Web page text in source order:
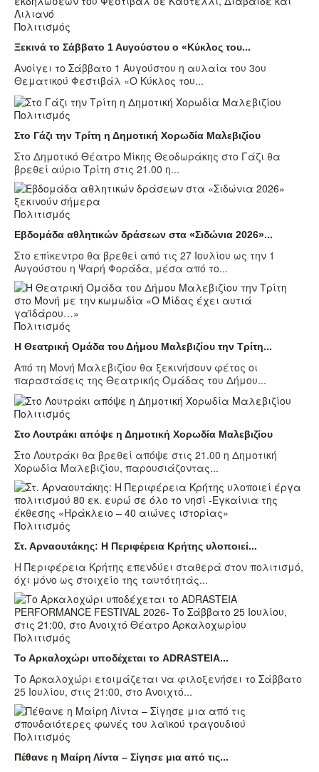
Πολιτισμός
Ξεκινά το Σάββατο 1 Αυγούστου ο «Κύκλος του...
Ανοίγει το Σάββατο 1 Αυγούστου η αυλαία του 3ου
Θεματικού Φεστιβάλ «Ο Κύκλος του...
Πολιτισμός
Στο Γάζι την Τρίτη η Δημοτική Χορωδία Μαλεβιζίου
Στο Δημοτικό Θέατρο Μίκης Θεοδωράκης στο Γάζι θα
βρεθεί αύριο Τρίτη στις 21.00 η...
Πολιτισμός
Εβδομάδα αθλητικών δράσεων στα «Σιδώνια 2026»...
Στο επίκεντρο θα βρεθεί από τις 27 Ιουλίου ως την 1
Αυγούστου η Ψαρή Φοράδα, μέσα από το...
Πολιτισμός
Η Θεατρική Ομάδα του Δήμου Μαλεβιζίου την Τρίτη...
Από τη Μονή Μαλεβιζίου θα ξεκινήσουν φέτος οι
παραστάσεις της Θεατρικής Ομάδας του Δήμου...
Πολιτισμός
Στο Λουτράκι απόψε η Δημοτική Χορωδία Μαλεβιζίου
Στο Λουτράκι θα βρεθεί απόψε στις 21.00 η Δημοτική
Χορωδία Μαλεβιζίου, παρουσιάζοντας...
Πολιτισμός
Στ. Αρναουτάκης: Η Περιφέρεια Κρήτης υλοποιεί...
Η Περιφέρεια Κρήτης επενδύει σταθερά στον πολιτισμό,
όχι μόνο ως στοιχείο της ταυτότητάς...
Πολιτισμός
Το Αρκαλοχώρι υποδέχεται το ADRASTEIA...
Το Αρκαλοχώρι ετοιμάζεται να φιλοξενήσει το Σάββατο
25 Ιουλίου, στις 21:00, στο Ανοιχτό...
Πολιτισμός
Πέθανε η Μαίρη Λίντα – Σίγησε μια από τις...